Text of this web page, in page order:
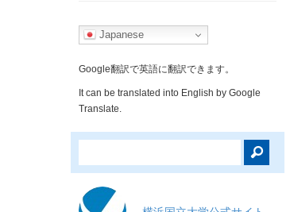
Japanese
Google翻訳で英語に翻訳できます。
It can be translated into English by Google
Translate.